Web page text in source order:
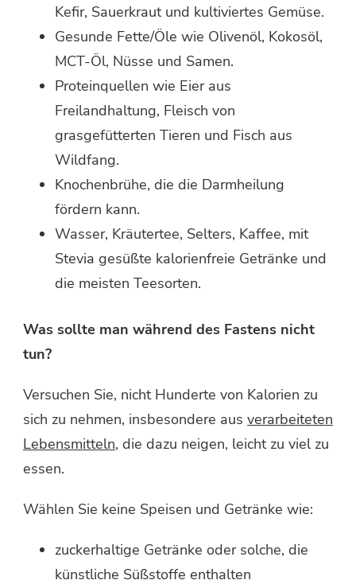
Kefir, Sauerkraut und kultiviertes Gemüse.
Gesunde Fette/Öle wie Olivenöl, Kokosöl,
MCT-Öl, Nüsse und Samen.
Proteinquellen wie Eier aus
Freilandhaltung, Fleisch von
grasgefütterten Tieren und Fisch aus
Wildfang.
Knochenbrühe, die die Darmheilung
fördern kann.
Wasser, Kräutertee, Selters, Kaffee, mit
Stevia gesüßte kalorienfreie Getränke und
die meisten Teesorten.
Was sollte man während des Fastens nicht
tun?
Versuchen Sie, nicht Hunderte von Kalorien zu
sich zu nehmen, insbesondere aus verarbeiteten
Lebensmitteln, die dazu neigen, leicht zu viel zu
essen.
Wählen Sie keine Speisen und Getränke wie:
zuckerhaltige Getränke oder solche, die
künstliche Süßstoffe enthalten